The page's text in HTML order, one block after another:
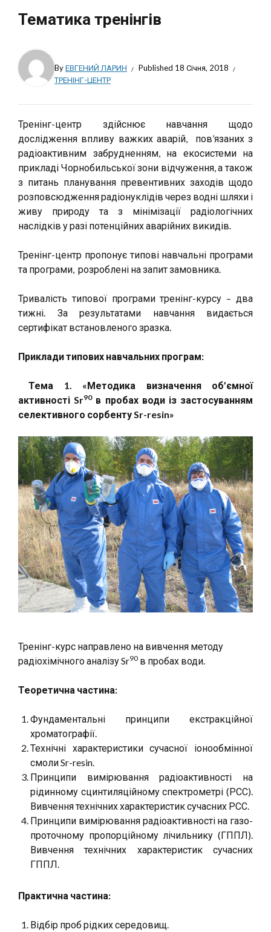
Тематика тренінгів
ByЕВГЕНИЙ ЛАРИН Published 18 Січня, 2018
ТРЕНІНГ-ЦЕНТР
Тренінг-центр здійснює навчання щодо
дослідження впливу важких аварій, пов’язаних з
радіоактивним забрудненням, на екосистеми на
прикладі Чорнобильської зони відчуження, а також
з питань планування превентивних заходів щодо
розповсюдження радіонуклідів через водні шляхи і
живу природу та з мінімізації радіологічних
наслідків у разі потенційних аварійних викидів.
Тренінг-центр пропонує типові навчальні програми
та програми, розроблені на запит замовника.
Тривалість типової програми тренінг-курсу – два
тижні. За результатами навчання видається
сертифікат встановленого зразка.
Приклади типових навчальних програм:
Тема 1. «Методика визначення об’ємної
активності Sr90в пробах води із застосуванням
селективного сорбенту Sr-resin»
Тренінг-курс направлено на вивчення методу
радіохімічного аналізу Sr90 в пробах води.
Теоретична частина:
Фундаментальні принципи екстракційної
хроматографії.
Технічні характеристики сучасної іонообмінної
смоли Sr-resin.
Принципи вимірювання радіоактивності на
рідинному сцинтиляційному спектрометрі (РСС).
Вивчення технічних характеристик сучасних РСС.
Принципи вимірювання радіоактивності на газо-
проточному пропорційному лічильнику (ГППЛ).
Вивчення технічних характеристик сучасних
ГППЛ.
Практична частина:
Відбір проб рідких середовищ.